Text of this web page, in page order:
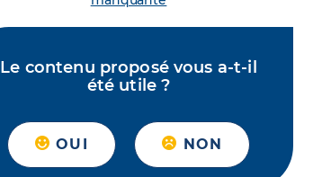
Le contenu proposé vous a-t-il
été utile ?
OUI NON